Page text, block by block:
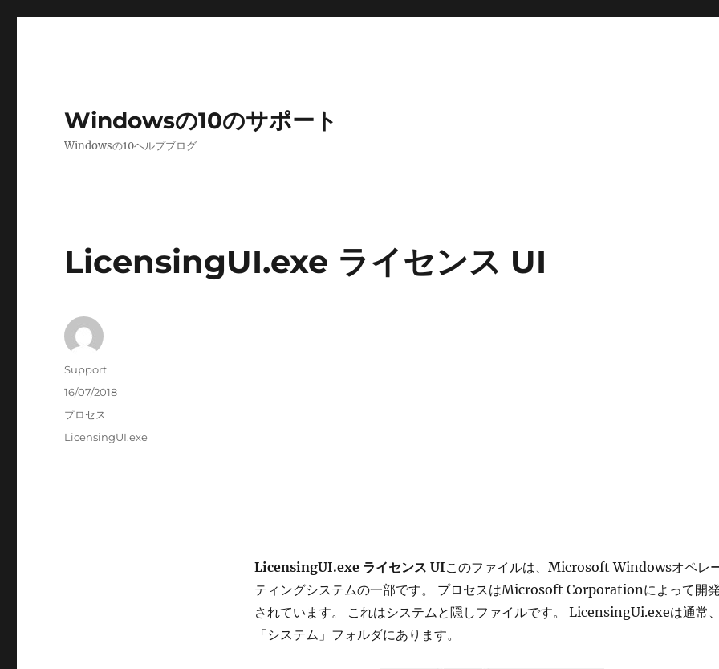
Windowsの10のサポート
Windowsの10ヘルプブログ
LicensingUI.exe ライセンス UI
LicensingUI.exe ライセンス UIこのファイルは、Microsoft Windowsオペレ
ティングシステムの一部です。 プロセスはMicrosoft Corporationによって開発
されています。 これはシステムと隠しファイルです。 LicensingUi.exeは通常、
「システム」フォルダにあります。
投
Support
投
稿
16/07/2018
カ
テ
プロセス
タ
LicensingUI.exe